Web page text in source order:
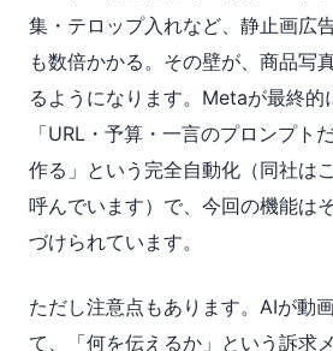
集・テロップ入れなど、静止画広
も数倍かかる。その壁が、商品写
るようになります。Metaが最終的
「URL・予算・一言のプロンプト
作る」という完全自動化（同社は
呼んでいます）で、今回の機能は
づけられています。
ただし注意点もあります。AIが動
て、「何を伝えるか」という訴求